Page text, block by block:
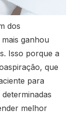
dos
ganhou
Isso porque a
que
para
melhor